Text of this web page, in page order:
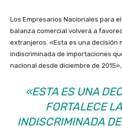
Los Empresarios Nacionales para
balanza comercial volverá a
extranjeros. «Esta es una decisión
indiscriminada de importaciones
nacional desde diciembre de
«ESTA ES UNA
FORTALECE
INDISCRIMINADA